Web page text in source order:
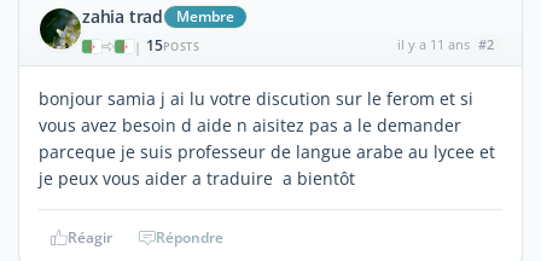
zahia trad Membre
| 15POSTS il y a 11 ans #2
bonjour samia j ai lu votre discution sur le ferom et si
vous avez besoin d aide n aisitez pas a le demander
parceque je suis professeur de langue arabe au lycee et
je peux vous aider a traduire a bientôt
Réagir Répondre